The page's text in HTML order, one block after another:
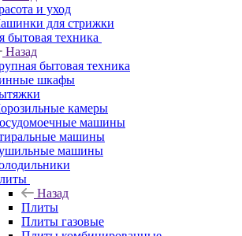
и уход
для стрижки
бытовая техника
Назад
бытовая техника
шкафы
камеры
машины
машины
машины
Назад
Плиты
Плиты газовые